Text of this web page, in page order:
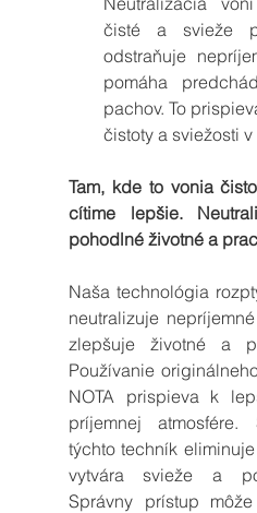
čisté a svieže
odstraňuje
pomáha
pachov. To
čistoty a sviežosti v
Tam, kde to vonia
cítime lepšie.
pohodlné životné a
Naša technológia
neutralizuje
zlepšuje životné a
Používanie
NOTA prispieva k
príjemnej atmosfére.
týchto techník
vytvára svieže a
Správny prístup